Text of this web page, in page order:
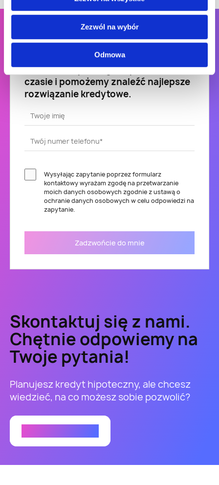
Zezwól na wybór
Odmowa
Zostaw swój numer telefonu,
oddzwonimy w dogodnym dla Ciebie
czasie i pomożemy znaleźć najlepsze
rozwiązanie kredytowe.
Wysyłając zapytanie poprzez formularz
kontaktowy wyrażam zgodę na przetwarzanie
moich danych osobowych zgodnie z ustawą o
ochranie danych osobowych w celu odpowiedzi na
zapytanie.
Zadzwońcie do mnie
Skontaktuj się z nami.
Chętnie odpowiemy na
Twoje pytania!
Planujesz kredyt hipoteczny, ale chcesz
wiedzieć, na co możesz sobie pozwolić?